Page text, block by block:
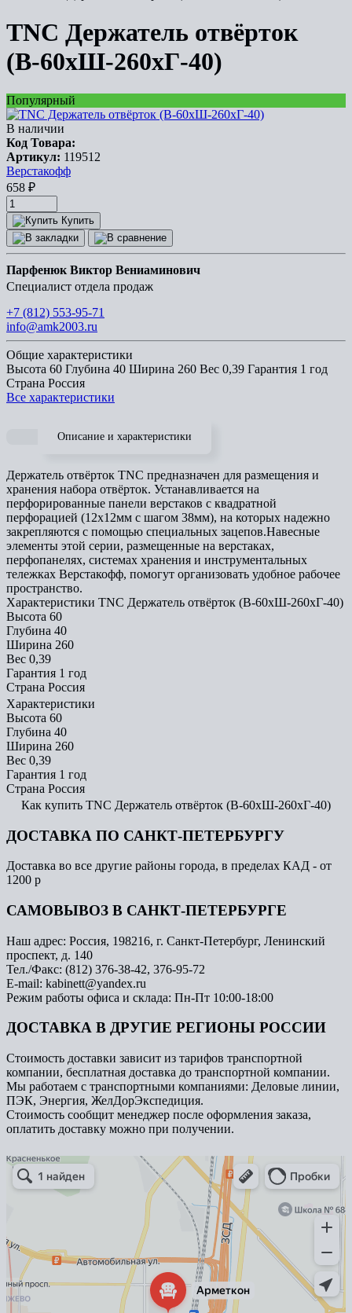
TNC Держатель отвёрток
(В-60хШ-260хГ-40)
Популярный
В наличии
Код Товара:
Артикул: 119512
Верстакофф
658 ₽
Купить
Парфенюк Виктор Вениаминович
Специалист отдела продаж
+7 (812) 553-95-71
info@amk2003.ru
Общие характеристики
Высота 60 Глубина 40 Ширина 260 Вес 0,39 Гарантия 1 год
Страна Россия
Все характеристики
Описание и характеристики
Держатель отвёрток TNC предназначен для размещения и
хранения набора отвёрток. Устанавливается на
перфорированные панели верстаков с квадратной
перфорацией (12х12мм с шагом 38мм), на которых надежно
закрепляются с помощью специальных зацепов.Навесные
элементы этой серии, размещенные на верстаках,
перфопанелях, системах хранения и инструментальных
тележках Верстакофф, помогут организовать удобное рабочее
пространство.
Характеристики TNC Держатель отвёрток (В-60хШ-260хГ-40)
Высота 60
Глубина 40
Ширина 260
Вес 0,39
Гарантия 1 год
Страна Россия
Характеристики
Высота 60
Глубина 40
Ширина 260
Вес 0,39
Гарантия 1 год
Страна Россия
Как купить TNC Держатель отвёрток (В-60хШ-260хГ-40)
ДОСТАВКА ПО САНКТ-ПЕТЕРБУРГУ
Доставка во все другие районы города, в пределах КАД - от
1200 р
САМОВЫВОЗ В САНКТ-ПЕТЕРБУРГЕ
Наш адрес: Россия, 198216, г. Санкт-Петербург, Ленинский
проспект, д. 140
Тел./Факс: (812) 376-38-42, 376-95-72
E-mail: kabinett@yandex.ru
Режим работы офиса и склада: Пн-Пт 10:00-18:00
ДОСТАВКА В ДРУГИЕ РЕГИОНЫ РОССИИ
Стоимость доставки зависит из тарифов транспортной
компании, бесплатная доставка до транспортной компании.
Мы работаем с транспортными компаниями: Деловые линии,
ПЭК, Энергия, ЖелДорЭкспедиция.
Стоимость сообщит менеджер после оформления заказа,
оплатить доставку можно при получении.
Арметкон
Металлическая мебель в Санкт‑Петербурге
Торговое оборудование в Санкт‑Петербурге